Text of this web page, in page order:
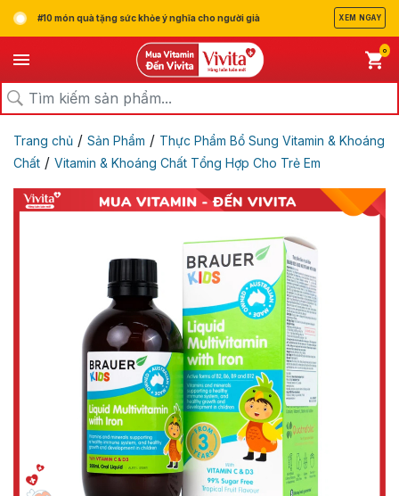
#10 món quà tặng sức khỏe ý nghĩa cho người già XEM NGAY
0
Trang chủ / Sản Phẩm / Thực Phẩm Bổ Sung Vitamin & Khoáng
Chất / Vitamin & Khoáng Chất Tổng Hợp Cho Trẻ Em